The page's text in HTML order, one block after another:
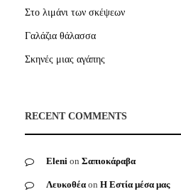
Στο λιμάνι των σκέψεων
Γαλάζια θάλασσα
Σκηνές μιας αγάπης
RECENT COMMENTS
Eleni on Σαπιοκάραβα
Λευκοθέα on Η Εστία μέσα μας